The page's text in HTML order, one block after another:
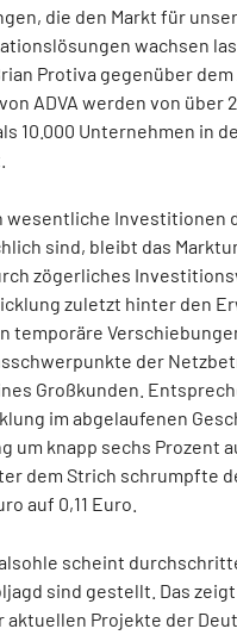
die den Markt für
wachsen
Protiva gegenüber dem
ADVA werden von über
10.000 Unternehmen in
wesentliche Investitionen
sind, bleibt das
zögerliches
zuletzt hinter den
temporäre
der
Großkunden.
im abgelaufenen
um knapp sechs Prozent
dem Strich schrumpfte
auf 0,11 Euro.
scheint
sind gestellt. Das
aktuellen Projekte der